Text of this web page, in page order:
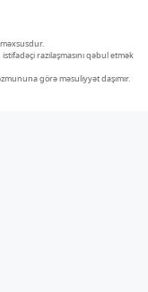
razılaşmasını qəbul etmək
görə məsuliyyət daşımır.